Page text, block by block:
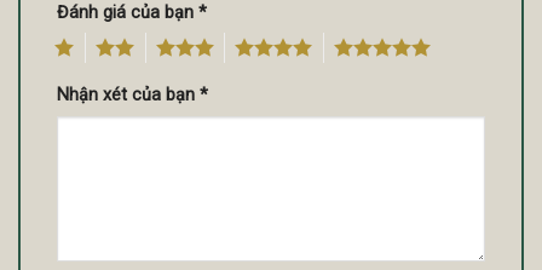
Đánh giá của bạn *
4 5
Nhận xét của bạn *